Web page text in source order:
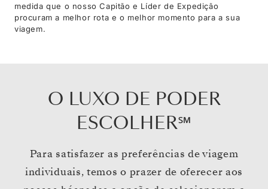
medida que o nosso Capitão e Líder de Expedição
procuram a melhor rota e o melhor momento para a sua
viagem.
O LUXO DE PODER
ESCOLHER℠
Para satisfazer as preferências de viagem
individuais, temos o prazer de oferecer aos